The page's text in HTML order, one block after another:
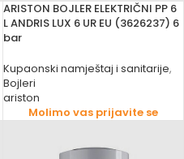
ARISTON BOJLER ELEKTRIČNI PP 6
L ANDRIS LUX 6 UR EU (3626237) 6
bar
Kupaonski namještaj i sanitarije,
Bojleri
ariston
Molimo vas prijavite se